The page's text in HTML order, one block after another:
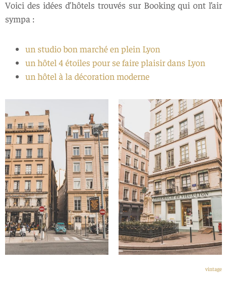
Voici des idées d’hôtels trouvés sur Booking qui ont l’air
sympa :
un studio bon marché en plein Lyon
un hôtel 4 étoiles pour se faire plaisir dans Lyon
un hôtel à la décoration moderne
vintage